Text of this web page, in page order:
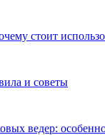
стоит
и советы
ведер: